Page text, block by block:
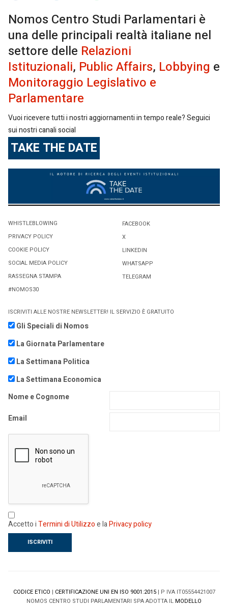
Nomos Centro Studi Parlamentari è
una delle principali realtà italiane nel
settore delle Relazioni
Istituzionali, Public Affairs, Lobbying e
Monitoraggio Legislativo e
Parlamentare
Vuoi ricevere tutti i nostri aggiornamenti in tempo reale? Seguici
sui nostri canali social
TAKE THE DATE
WHISTLEBLOWING
PRIVACY POLICY
COOKIE POLICY
SOCIAL MEDIA POLICY
RASSEGNA STAMPA
#NOMOS30
FACEBOOK
X
LINKEDIN
WHATSAPP
TELEGRAM
ISCRIVITI ALLE NOSTRE NEWSLETTER! IL SERVIZIO È GRATUITO
Gli Speciali di Nomos
La Giornata Parlamentare
La Settimana Politica
La Settimana Economica
Nome e Cognome
Email
Accetto iTermini di Utilizzoe laPrivacy policy
CODICE ETICO | CERTIFICAZIONE UNI EN ISO 9001:2015| P IVA IT05554421007
NOMOS CENTRO STUDI PARLAMENTARI SPA ADOTTA IL MODELLO